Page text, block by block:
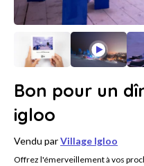
Bon pour un
igloo
Vendu parVillage Igloo
Offrez l'émerveillement à vos